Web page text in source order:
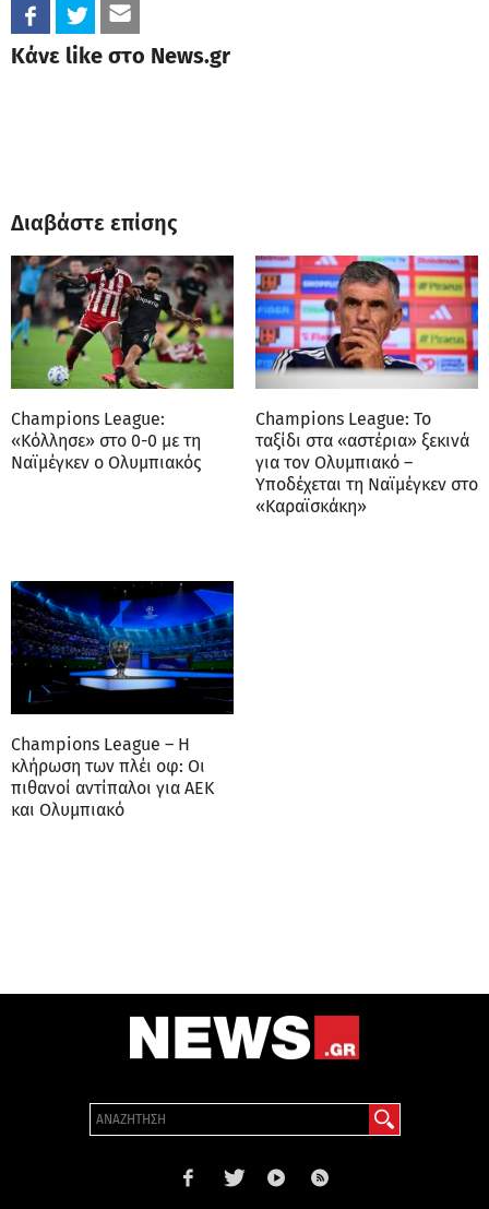
Κάνε like στο News.gr
Διαβάστε επίσης
Champions League:
«Κόλλησε» στο 0-0 με τη
Ναϊμέγκεν ο Ολυμπιακός
Champions League: Το
ταξίδι στα «αστέρια» ξεκινά
για τον Ολυμπιακό –
Υποδέχεται τη Ναϊμέγκεν στο
«Καραϊσκάκη»
Champions League – Η
κλήρωση των πλέι οφ: Οι
πιθανοί αντίπαλοι για ΑΕΚ
και Ολυμπιακό